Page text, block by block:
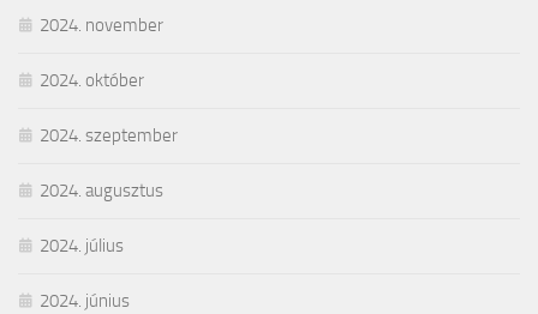
2024. november
2024. október
2024. szeptember
2024. augusztus
2024. július
2024. június